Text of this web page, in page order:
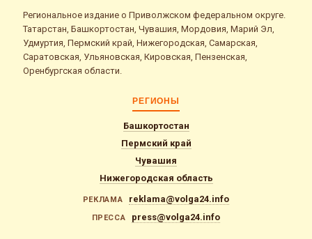
Региональное издание о Приволжском федеральном округе.
Татарстан, Башкортостан, Чувашия, Мордовия, Марий Эл,
Удмуртия, Пермский край, Нижегородская, Самарская,
Саратовская, Ульяновская, Кировская, Пензенская,
Оренбургская области.
РЕГИОНЫ
Башкортостан
Пермский край
Чувашия
Нижегородская область
РЕКЛАМА reklama@volga24.info
ПРЕССА press@volga24.info